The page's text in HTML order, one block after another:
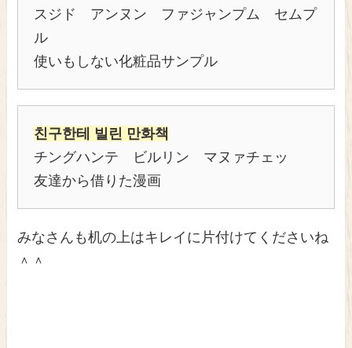
スジド アンヌン ファジャンプム セムプ
ル
使いもしない化粧品サンプル
친구한테 빌린 만화책
チングハンテ ビルリン マヌァチェッ
友達から借りた漫画
みなさんも机の上はキレイに片付けてくださいね
＾＾